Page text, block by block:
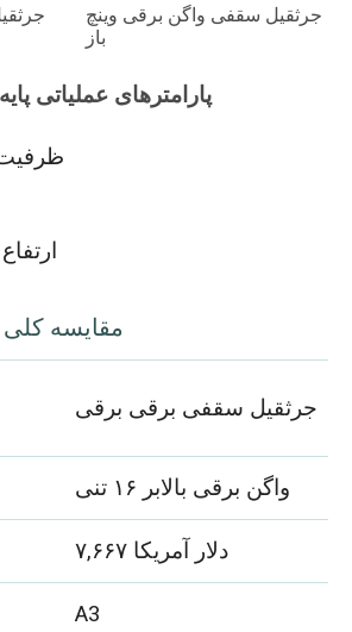
جرثقیل سقفی واگن برقی وینچ
باز
پارامترهای عملیاتی
ظرفیت
ارتفاع
مقایسه
جرثقیل سقفی برقی برقی
واگن برقی بالابر ۱۶ تنی
۷,۶۶۷ دلار آمریکا
A3